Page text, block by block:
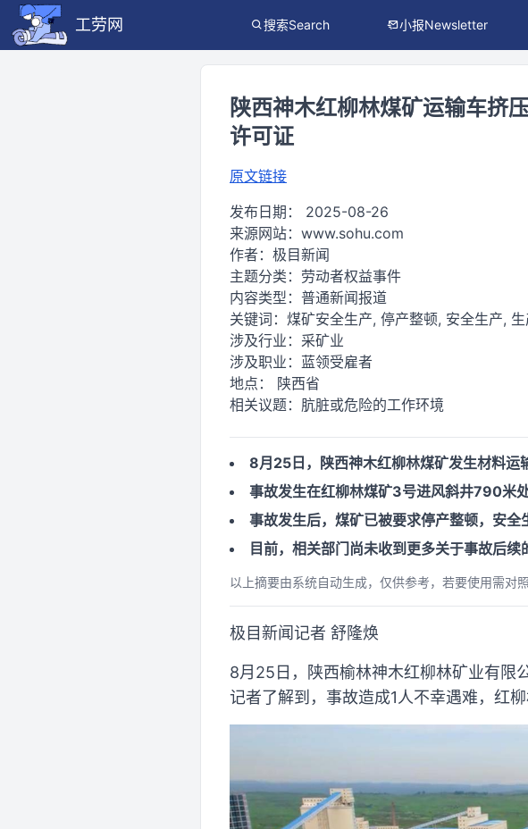
工劳网 搜索Search 小报Newsletter
陕西神木红柳林煤矿运输车挤
许可证
原文链接
发布日期： 2025-08-26
来源网站： www.sohu.com
作者： 极目新闻
主题分类： 劳动者权益事件
内容类型： 普通新闻报道
关键词： 煤矿安全生产, 停产整顿, 安全生产,
涉及行业： 采矿业
涉及职业： 蓝领受雇者
地点： 陕西省
相关议题： 肮脏或危险的工作环境
8月25日，陕西神木红柳林煤矿发生材料运
事故发生在红柳林煤矿3号进风斜井790米
事故发生后，煤矿已被要求停产整顿，安全
目前，相关部门尚未收到更多关于事故后续
以上摘要由系统自动生成，仅供参考，若要使用需对照
极目新闻记者 舒隆焕
8月25日，陕西榆林神木红柳林矿业有限
记者了解到，事故造成1人不幸遇难，红柳